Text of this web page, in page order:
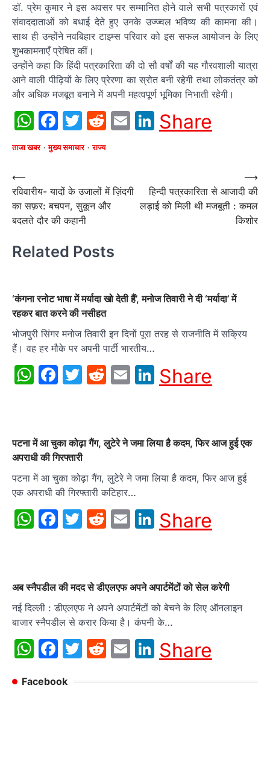
डॉ. प्रेम कुमार ने इस अवसर पर सम्मानित होने वाले सभी पत्रकारों एवं
संवाददाताओं को बधाई देते हुए उनके उज्ज्वल भविष्य की कामना की।
साथ ही उन्होंने नवबिहार टाइम्स परिवार को इस सफल आयोजन के लिए
शुभकामनाएँ प्रेषित कीं।
उन्होंने कहा कि हिंदी पत्रकारिता की दो सौ वर्षों की यह गौरवशाली यात्रा
आने वाली पीढ़ियों के लिए प्रेरणा का स्रोत बनी रहेगी तथा लोकतंत्र को
और अधिक मजबूत बनाने में अपनी महत्वपूर्ण भूमिका निभाती रहेगी।
WhatsApp
Facebook
Twitter
Reddit
EmailLinkedIn
Share
ताजा खबर मुख्य समाचार राज्य
Post
navigation
⟵
रविवारीय- यादों के उजालों में ज़िंदगी
का सफ़र: बचपन, सुकून और
बदलते दौर की कहानी
हिन्दी पत्रकारिता से आजादी की
लड़ाई को मिली थी मजबूती : कमल
किशोर
⟶
Related Posts
‘कंगना रनोट भाषा में मर्यादा खो देती हैं’, मनोज तिवारी ने दी ‘मर्यादा’ में
रहकर बात करने की नसीहत
भोजपुरी सिंगर मनोज तिवारी इन दिनों पूरा तरह से राजनीति में सक्रिय
हैं। वह हर मौके पर अपनी पार्टी भारतीय…
WhatsApp
Facebook
Twitter
Reddit
EmailLinkedIn
Share
पटना में आ चुका कोढ़ा गैंग, लुटेरे ने जमा लिया है कदम, फिर आज हुई एक
अपराधी की गिरफ्तारी
पटना में आ चुका कोढ़ा गैंग, लुटेरे ने जमा लिया है कदम, फिर आज हुई
एक अपराधी की गिरफ्तारी कटिहार…
WhatsApp
Facebook
Twitter
Reddit
EmailLinkedIn
Share
अब स्नैपडील की मदद से डीएलएफ अपने अपार्टमेंटों को सेल करेगी
नई दिल्ली : डीएलएफ ने अपने अपार्टमेंटों को बेचने के लिए ऑनलाइन
बाजार स्नैपडील से करार किया है। कंपनी के…
WhatsApp
Facebook
Twitter
Reddit
EmailLinkedIn
Share
Facebook